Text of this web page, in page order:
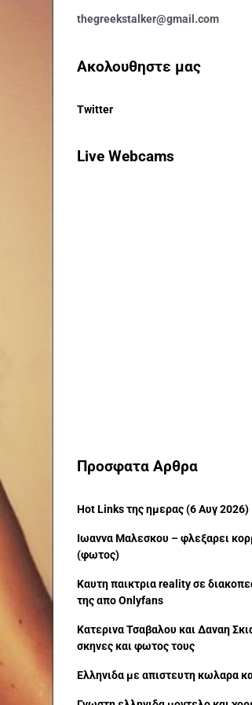
thegreekstalker@gmail.com
Ακολουθηστε μας
Twitter
Live Webcams
Προσφατα Αρθρα
Hot Links της ημερας (6 Αυγ 2026)
Ιωαννα Μαλεσκου – φλεξαρει
(φωτος)
Καυτη παικτρια reality σε
της απο Onlyfans
Κατερινα Τσαβαλου και Δαναη
σκηνες και φωτος τους
Ελληνιδα με απιστευτη κωλαρα